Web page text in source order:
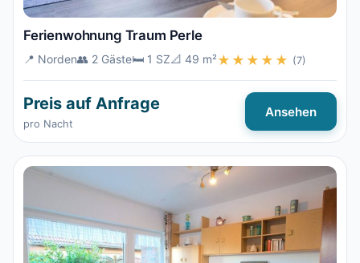
Ferienwohnung Traum Perle
📍 Norden👥 2 Gäste🛏️ 1 SZ📐 49 m²★★★★★ (7)
Preis auf Anfrage
pro Nacht
Ansehen